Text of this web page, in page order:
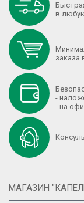
в
заказа
-
- на
МАГАЗИН